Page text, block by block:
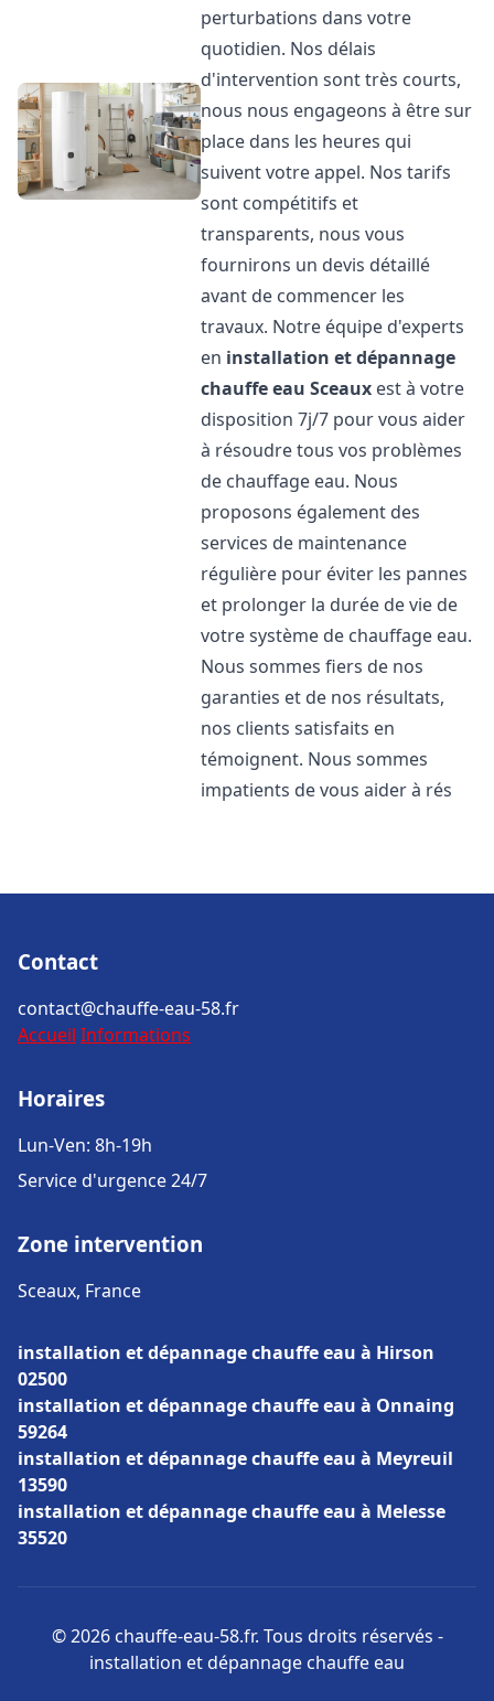
perturbations dans votre
quotidien. Nos délais
d'intervention sont très courts,
nous nous engageons à être sur
place dans les heures qui
suivent votre appel. Nos tarifs
sont compétitifs et
transparents, nous vous
fournirons un devis détaillé
avant de commencer les
travaux. Notre équipe d'experts
en installation et dépannage
chauffe eau Sceaux est à votre
disposition 7j/7 pour vous aider
à résoudre tous vos problèmes
de chauffage eau. Nous
proposons également des
services de maintenance
régulière pour éviter les pannes
et prolonger la durée de vie de
votre système de chauffage eau.
Nous sommes fiers de nos
garanties et de nos résultats,
nos clients satisfaits en
témoignent. Nous sommes
impatients de vous aider à rés
Contact
contact@chauffe-eau-58.fr
Accueil Informations
Horaires
Lun-Ven: 8h-19h
Service d'urgence 24/7
Zone intervention
Sceaux, France
installation et dépannage chauffe eau à Hirson
02500
installation et dépannage chauffe eau à Onnaing
59264
installation et dépannage chauffe eau à Meyreuil
13590
installation et dépannage chauffe eau à Melesse
35520
© 2026 chauffe-eau-58.fr. Tous droits réservés -
installation et dépannage chauffe eau